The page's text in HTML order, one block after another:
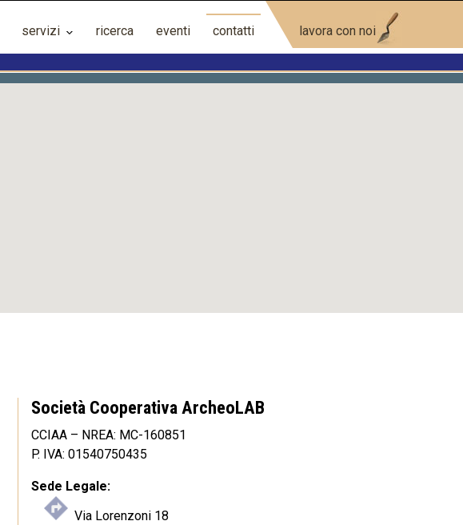
servizi ricerca eventi contatti lavora con noi
Società Cooperativa ArcheoLAB
CCIAA – NREA: MC-160851
P. IVA: 01540750435
Sede Legale:
Via Lorenzoni 18